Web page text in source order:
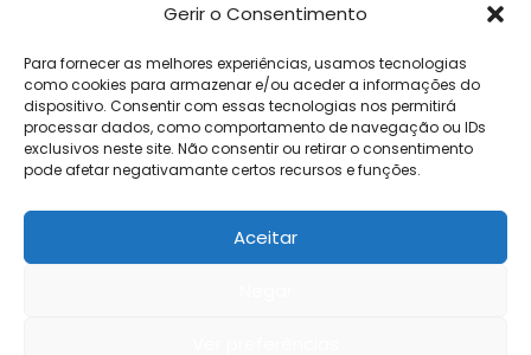
Gerir o Consentimento
Para fornecer as melhores experiências, usamos tecnologias
como cookies para armazenar e/ou aceder a informações do
dispositivo. Consentir com essas tecnologias nos permitirá
processar dados, como comportamento de navegação ou IDs
exclusivos neste site. Não consentir ou retirar o consentimento
pode afetar negativamante certos recursos e funções.
Aceitar
solidariedade(2) steampunk(1) ted(2)
terra dos sonhos(4) TSF(3)
Universidade de Aveiro(4) verne(1)